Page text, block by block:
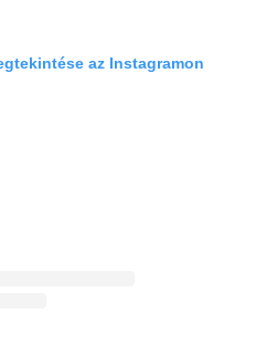
az Instagramon